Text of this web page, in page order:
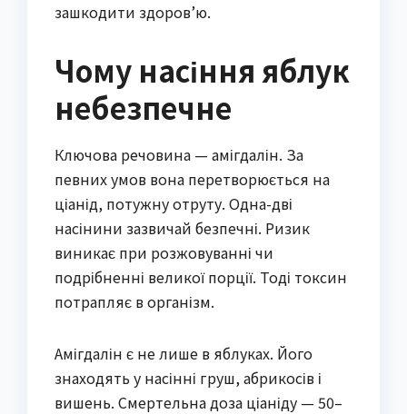
зашкодити здоров’ю.
Чому насіння яблук
небезпечне
Ключова речовина — амігдалін. За
певних умов вона перетворюється на
ціанід, потужну отруту. Одна-дві
насінини зазвичай безпечні. Ризик
виникає при розжовуванні чи
подрібненні великої порції. Тоді токсин
потрапляє в організм.
Амігдалін є не лише в яблуках. Його
знаходять у насінні груш, абрикосів і
вишень. Смертельна доза ціаніду — 50–